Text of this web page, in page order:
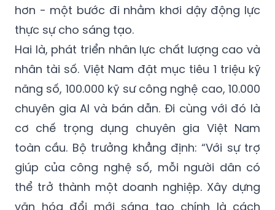
hơn - một bước đi nhằm khơi dậy động lực
thực sự cho sáng tạo.
Hai là, phát triển nhân lực chất lượng cao và
nhân tài số. Việt Nam đặt mục tiêu 1 triệu kỹ
năng số, 100.000 kỹ sư công nghệ cao, 10.000
chuyên gia AI và bán dẫn. Đi cùng với đó là
cơ chế trọng dụng chuyên gia Việt Nam
toàn cầu. Bộ trưởng khẳng định: “Với sự trợ
giúp của công nghệ số, mỗi người dân có
thể trở thành một doanh nghiệp. Xây dựng
văn hóa đổi mới sáng tạo chính là cách